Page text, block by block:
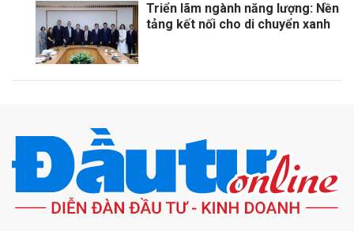
Triển lãm ngành năng lượng: Nền
tảng kết nối cho di chuyển xanh